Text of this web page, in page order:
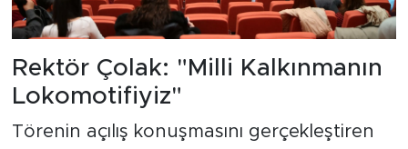
Rektör Çolak: "Milli Kalkınmanın
Lokomotifiyiz"
Törenin açılış konuşmasını gerçekleştiren